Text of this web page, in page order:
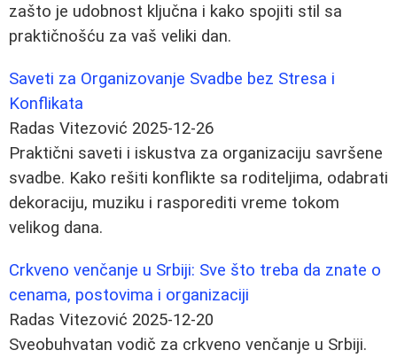
zašto je udobnost ključna i kako spojiti stil sa
praktičnošću za vaš veliki dan.
Saveti za Organizovanje Svadbe bez Stresa i
Konflikata
Radas Vitezović 2025-12-26
Praktični saveti i iskustva za organizaciju savršene
svadbe. Kako rešiti konflikte sa roditeljima, odabrati
dekoraciju, muziku i rasporediti vreme tokom
velikog dana.
Crkveno venčanje u Srbiji: Sve što treba da znate o
cenama, postovima i organizaciji
Radas Vitezović 2025-12-20
Sveobuhvatan vodič za crkveno venčanje u Srbiji.